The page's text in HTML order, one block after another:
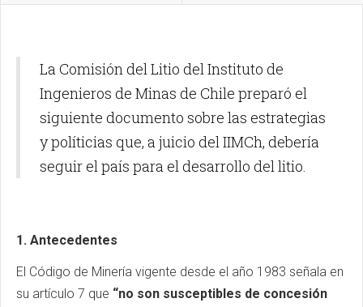
La Comisión del Litio del Instituto de
Ingenieros de Minas de Chile preparó el
siguiente documento sobre las estrategias
y políticias que, a juicio del IIMCh, debería
seguir el país para el desarrollo del litio.
1. Antecedentes
El Código de Minería vigente desde el año 1983 señala en
su artículo 7 que “no son susceptibles de concesión